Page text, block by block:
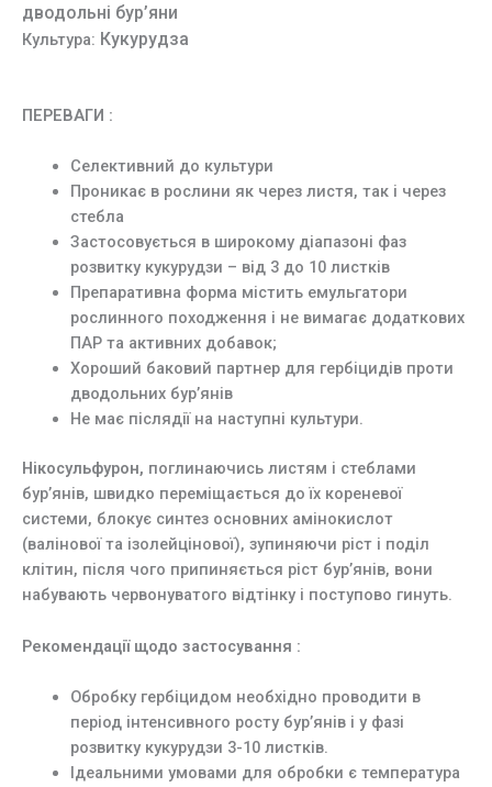
дводольні бур’яни
Культура: Кукурудза
ПЕРЕВАГИ :
Селективний до культури
Проникає в рослини як через листя, так і через
стебла
Застосовується в широкому діапазоні фаз
розвитку кукурудзи – від 3 до 10 листків
Препаративна форма містить емульгатори
рослинного походження і не вимагає додаткових
ПАР та активних добавок;
Хороший баковий партнер для гербіцидів проти
дводольних бур’янів
Не має післядії на наступні культури.
Нікосульфурон, поглинаючись листям і стеблами
бур’янів, швидко переміщається до їх кореневої
системи, блокує синтез основних амінокислот
(валінової та ізолейцінової), зупиняючи ріст і поділ
клітин, після чого припиняється ріст бур’янів, вони
набувають червонуватого відтінку і поступово гинуть.
Рекомендації щодо застосування :
Обробку гербіцидом необхідно проводити в
період інтенсивного росту бур’янів і у фазі
розвитку кукурудзи 3-10 листків.
Ідеальними умовами для обробки є температура